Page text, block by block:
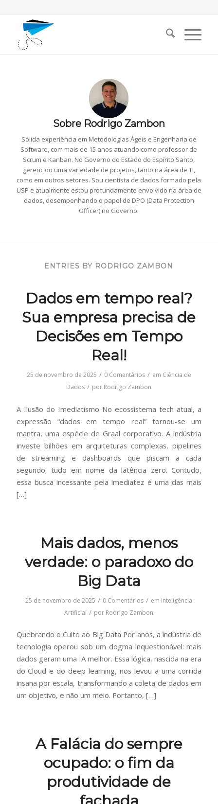
Sobre Rodrigo Zambon
Sólida experiência em Metodologias Ágeis e Engenharia de
Software, com mais de 15 anos atuando como professor de
Scrum e Kanban. No Governo do Estado do Espírito Santo,
gerenciou uma variedade de projetos, tanto na área de TI,
como em outros setores. Sou cientista de dados formado pela
USP e atualmente estou profundamente envolvido na área de
dados, desempenhando o papel de DPO (Data Protection
Officer) no Governo.
ENTRIES BY RODRIGO ZAMBON
Dados em tempo real?
Sua empresa precisa de
Decisões em Tempo
Real!
25 de novembro de 2025 / 0 Comentários / em Ciência de
Dados / por Rodrigo Zambon
A Ilusão do Imediatismo No ecossistema tech atual, a
expressão “dados em tempo real” tornou-se um
mantra, uma espécie de Graal corporativo. A indústria
investe bilhões em arquiteturas complexas, pipelines
de streaming e dashboards que piscam a cada
segundo, tudo em nome da latência zero. Contudo,
essa busca incessante pela imediatez é uma das mais
[…]
Mais dados, menos
verdade: o paradoxo do
Big Data
25 de novembro de 2025 / 0 Comentários / em Inteligência
Artificial / por Rodrigo Zambon
Quebrando o Culto ao Big Data Por anos, a indústria de
tecnologia operou sob um dogma inquestionável: mais
dados geram uma IA melhor. Essa lógica, nascida na era
do Cloud e do deep learning, nos levou a uma corrida
insana por escala, transformando a coleta de dados em
um objetivo, e não um meio. Portanto, […]
A Falácia do sempre
ocupado: o fim da
produtividade de